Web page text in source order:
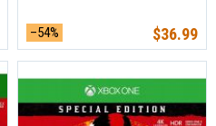
–54% $36.99